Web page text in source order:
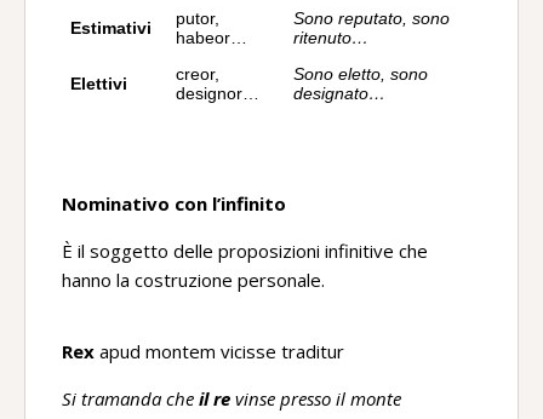
Estimativi
putor,
habeor…
Sono reputato, sono
ritenuto…
Elettivi
creor,
designor…
Sono eletto, sono
designato…
Nominativo con l’infinito
È il soggetto delle proposizioni infinitive che
hanno la costruzione personale.
Rex apud montem vicisse traditur
Si tramanda che il re vinse presso il monte